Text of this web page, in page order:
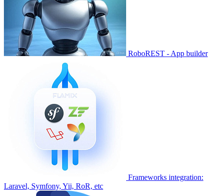
RoboREST - App builder
Frameworks integration:
Laravel, Symfony, Yii, RoR, etc